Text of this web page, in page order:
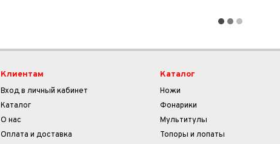
Клиентам
Вход в личный кабинет
Каталог
О нас
Оплата и доставка
Каталог
Ножи
Фонарики
Мультитулы
Топоры и лопаты